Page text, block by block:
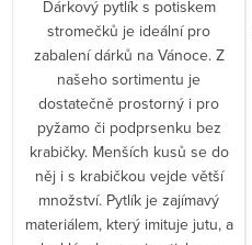
Dárkový pytlík s potiskem
stromečků je ideální pro
zabalení dárků na Vánoce. Z
našeho sortimentu je
dostatečně prostorný i pro
pyžamo či podprsenku bez
krabičky. Menších kusů se do
něj i s krabičkou vejde větší
množství. Pytlík je zajímavý
materiálem, který imituje jutu, a